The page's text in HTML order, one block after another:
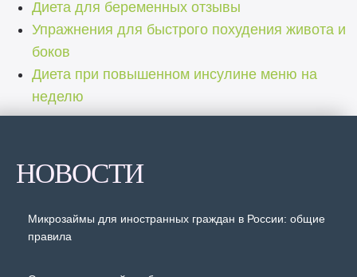
Диета для беременных отзывы
Упражнения для быстрого похудения живота и
боков
Диета при повышенном инсулине меню на
неделю
НОВОСТИ
Микрозаймы для иностранных граждан в России: общие
правила